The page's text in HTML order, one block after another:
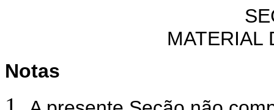
MATERIAL
Notas